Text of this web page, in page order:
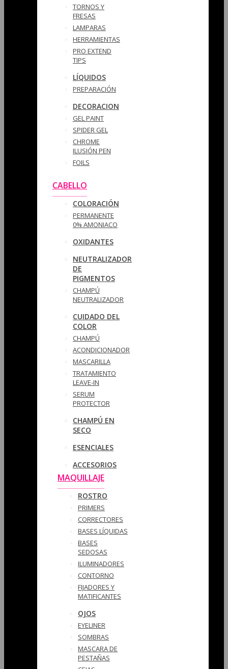
TORNOS Y
FRESAS
LAMPARAS
HERRAMIENTAS
PRO EXTEND
TIPS
LÍQUIDOS
PREPARACIÓN
DECORACION
GEL PAINT
SPIDER GEL
CHROME
ILUSIÓN PEN
FOILS
CABELLO
COLORACIÓN
PERMANENTE
0% AMONIACO
OXIDANTES
NEUTRALIZADOR
DE
PIGMENTOS
CHAMPÚ
NEUTRALIZADOR
CUIDADO DEL
COLOR
CHAMPÚ
ACONDICIONADOR
MASCARILLA
TRATAMIENTO
LEAVE-IN
SERUM
PROTECTOR
CHAMPÚ EN
SECO
ESENCIALES
ACCESORIOS
MAQUILLAJE
ROSTRO
PRIMERS
CORRECTORES
BASES LÍQUIDAS
BASES
SEDOSAS
ILUMINADORES
CONTORNO
FIJADORES Y
MATIFICANTES
OJOS
EYELINER
SOMBRAS
MASCARA DE
PESTAÑAS